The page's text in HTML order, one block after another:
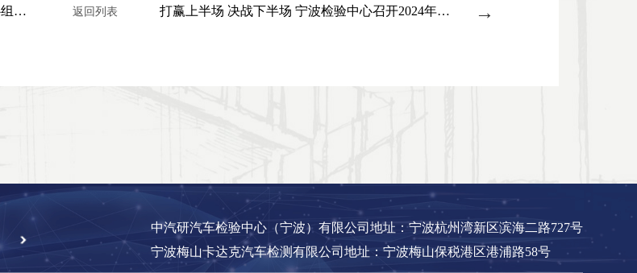
法律为纲 筑治企之道 稳强企之基|宁波检验中心组织开展新《公司法》专题培训 返回列表 打赢上半场 决战下半场 宁波检验中心召开2024年半年度经营会 →
中汽研汽车检验中心（宁波）有限公司地址：宁波杭州湾新区滨海二路727号
宁波梅山卡达克汽车检测有限公司地址：宁波梅山保税港区港浦路58号